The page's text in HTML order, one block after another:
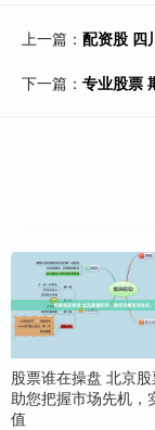
上一篇： 配资股 四
下一篇： 专业股票
股票谁在操盘 北京股
助您把握市场先机，
值